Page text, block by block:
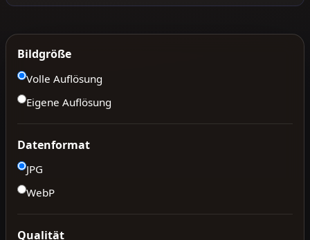
Bildgröße
Volle Auflösung
Eigene Auflösung
Datenformat
JPG
WebP
Qualität